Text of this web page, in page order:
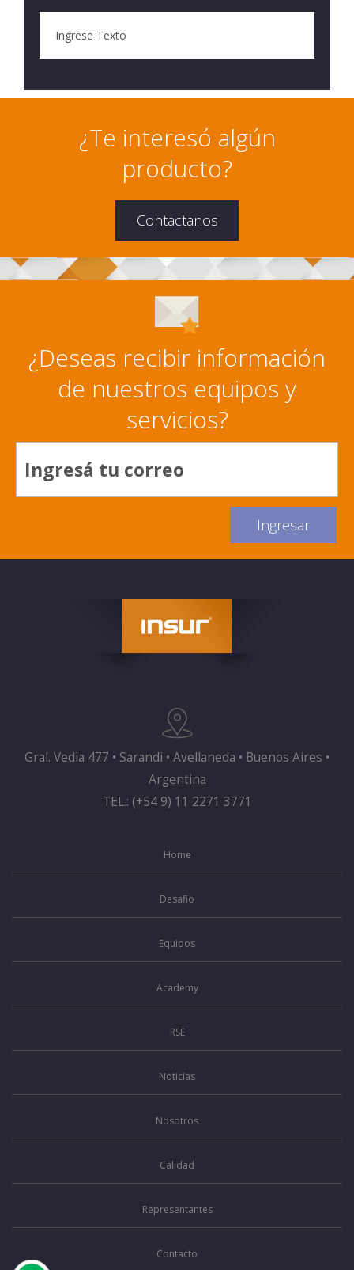
Ingrese Texto
¿Te interesó algún
producto?
Contactanos
¿Deseas recibir información
de nuestros equipos y
servicios?
Gral. Vedia 477 • Sarandi • Avellaneda • Buenos Aires •
Argentina
TEL.: (+54 9) 11 2271 3771
Home
Desafio
Equipos
Academy
RSE
Noticias
Nosotros
Calidad
Representantes
Contacto